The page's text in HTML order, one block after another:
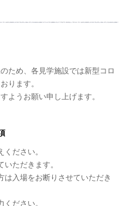
ため、各見学施設では新型コロ
ります。
ようお願い申し上げます。
ださい。
ただきます。
は入場をお断りさせていただき
ださい。